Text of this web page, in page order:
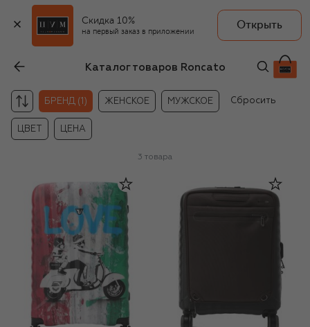
Скидка 10%
на первый заказ в приложении
Открыть
Каталог товаров Roncato
БРЕНД (1) ЖЕНСКОЕ МУЖСКОЕ Сбросить
ЦВЕТ ЦЕНА
3 товара